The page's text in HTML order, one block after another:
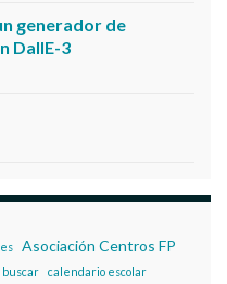
generador de
DallE-3
Asociación Centros FP
buscar calendario escolar